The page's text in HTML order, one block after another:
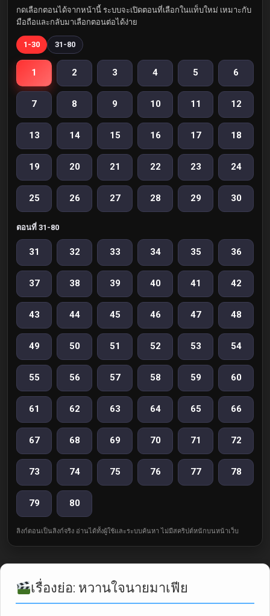
กดเลือกตอนได้จากหน้านี้ ระบบจะเปิดตอนที่เลือกในแท็บใหม่ เหมาะกับ
มือถือและกลับมาเลือกตอนต่อได้ง่าย
1-30 31-80
1 2 3 4 5 6
7 8 9 10 11 12
13 14 15 16 17 18
19 20 21 22 23 24
25 26 27 28 29 30
ตอนที่ 31-80
31 32 33 34 35 36
37 38 39 40 41 42
43 44 45 46 47 48
49 50 51 52 53 54
55 56 57 58 59 60
61 62 63 64 65 66
67 68 69 70 71 72
73 74 75 76 77 78
79 80
ลิงก์ตอนเป็นลิงก์จริง อ่านได้ทั้งผู้ใช้และระบบค้นหา ไม่มีสคริปต์หนักบนหน้าเว็บ
เรื่องย่อ: หวานใจนายมาเฟีย